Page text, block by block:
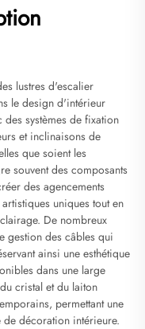
lustres d'escalier
le design d'intérieur
systèmes de fixation
et inclinaisons de
que soient les
souvent des composants
des agencements
uniques tout en
De nombreux
gestion des câbles qui
ainsi une esthétique
dans une large
cristal et du laiton
permettant une
décoration intérieure.